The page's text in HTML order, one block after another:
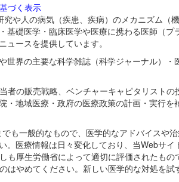
づく表示
や人の病気（疾患、疾病）のメカニズム（
礎医学・臨床医学や医療に携わる医師（プ
ースを提供しています。
界の主要な科学雑誌（科学ジャーナル）・
の販売戦略、ベンチャーキャピタリストの
地域医療・政府の医療政策の計画・実行を
も一般的なもので、医学的なアドバイスや
医療情報は日々変化しており、当Webサ
厚生労働省によって適切に評価されたも
やめてください。新しい医学的な対処を